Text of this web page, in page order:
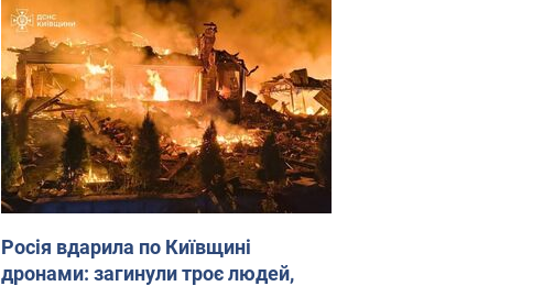
Росія вдарила по Київщині
дронами: загинули троє людей,